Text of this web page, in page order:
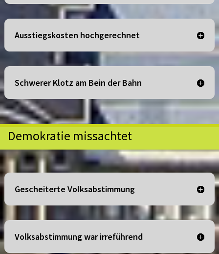
Ausstiegskosten hochgerechnet
Schwerer Klotz am Bein der Bahn
Demokratie missachtet
Gescheiterte Volksabstimmung
Volksabstimmung war irreführend